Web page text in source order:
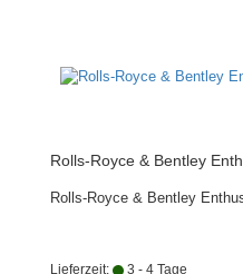
Rolls-Royce & Bentley
Rolls-Royce & Bentley
Lieferzeit: 3 - 4 Tage